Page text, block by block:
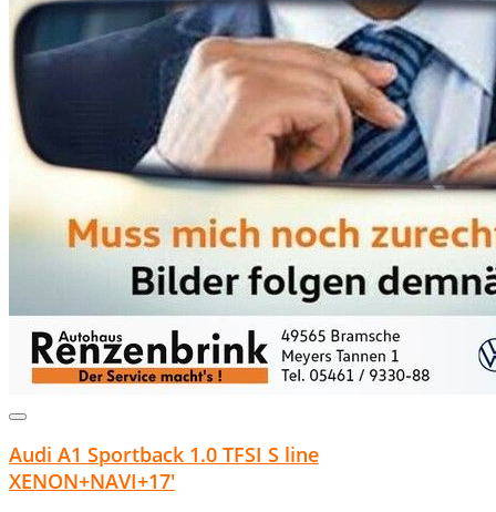
Audi A1 Sportback 1.0 TFSI S line
XENON+NAVI+17'